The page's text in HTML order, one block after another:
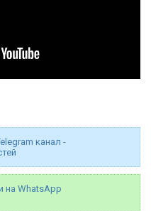
канал -
на WhatsApp